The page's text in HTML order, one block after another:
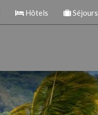
Hôtels Séjours